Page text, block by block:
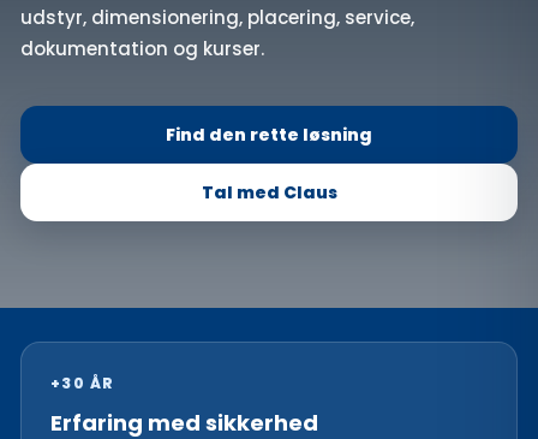
udstyr, dimensionering, placering, service,
dokumentation og kurser.
Find den rette løsning
Tal med Claus
+30 ÅR
Erfaring med sikkerhed